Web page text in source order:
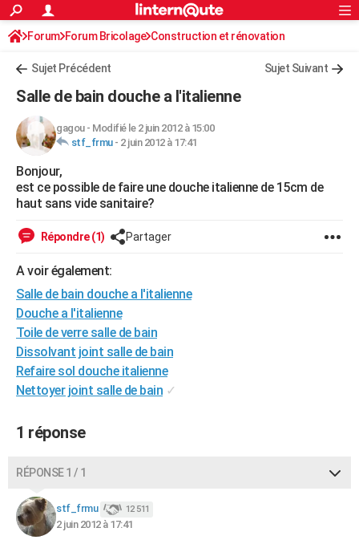
ACTUALITÉS
Politique
Société
Faits Divers
Education
Monde
Villes
+
FINANCE
Retraite
Impôts
Epargne
Immobilier
Risques naturels par ville
Banque
Assurance
Crédit
AUTO
Essais
Réserver un essai
Citadines
Berlines
SUV
Forum auto
+HIGH-TECH
Mobiles
Meilleur smartphone
Internet
Ordinateurs
Jeux vidéo
Guide high-tech
+
Forum
Aménagement intérieur
Extérieur
Cuisine
Salle de bains
Jardinage
Rangement
WEEK-END
Guides de France
Escapades
Patrimoine
Expositions
Musées
Week-end nature
+LIFESTYLE
Art de vivre
Bien-être
Loisirs
Mode
Modes de vie
SANTE
Alimentation
Guide de la santé
Maladies
Médicaments
Sommeil
VOYAGE
Destinations
City break
Voyage nature
Voyage de noces
Forum
Climat
+PHOTO
BONS PLANS
CARTE DE VOEUX
Carte de Noël
Carte Bonne année
Carte Saint-Valentin
Carte Pâques
Carte d'anniversaire
DICTIONNAIRE
Dictionnaire
Biographies
Citations
Expressions
Proverbes
Rechercher
S'inscrire
Connexion
Forum Forum Bricolage Construction et rénovation
Sujet Précédent Sujet Suivant
Salle de bain douche a l'italienne
gagou- Modifié le 2 juin 2012 à 15:00
stf_frmu- 2 juin 2012 à 17:41
Bonjour,
est ce possible de faire une douche italienne de 15cm de
haut sans vide sanitaire?
Répondre (1) Partager
A voir également:
Salle de bain douche a l'italienne
Douche a l'italienne
Toile de verre salle de bain
Dissolvant joint salle de bain
Refaire sol douche italienne
Nettoyer joint salle de bain ✓
1 réponse
RÉPONSE 1 / 1
stf_frmu 12 511
2 juin 2012 à 17:41